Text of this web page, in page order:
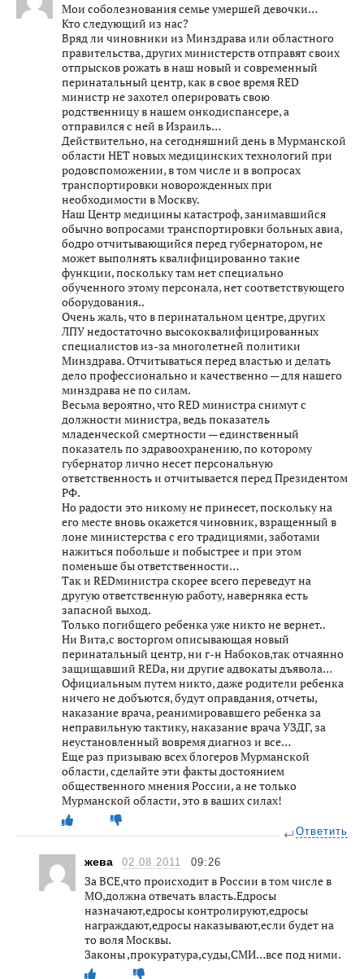
Мои соболезнования семье умершей девочки…
Кто следующий из нас?
Вряд ли чиновники из Минздрава или областного
правительства, других министерств отправят своих
отпрысков рожать в наш новый и современный
перинатальный центр, как в свое время RED
министр не захотел оперировать свою
родственницу в нашем онкодиспансере, а
отправился с ней в Израиль…
Действительно, на сегодняшний день в Мурманской
области НЕТ новых медицинских технологий при
родовспоможении, в том числе и в вопросах
транспортировки новорожденных при
необходимости в Москву.
Наш Центр медицины катастроф, занимавшийся
обычно вопросами транспортировки больных авиа,
бодро отчитывающийся перед губернатором, не
может выполнять квалифицированно такие
функции, поскольку там нет специально
обученного этому персонала, нет соответствующего
оборудования..
Очень жаль, что в перинатальном центре, других
ЛПУ недостаточно высококвалифицированных
специалистов из-за многолетней политики
Минздрава. Отчитываться перед властью и делать
дело профессионально и качественно — для нашего
минздрава не по силам.
Весьма вероятно, что RED министра снимут с
должности министра, ведь показатель
младенческой смертности — единственный
показатель по здравоохранению, по которому
губернатор лично несет персональную
ответственность и отчитывается перед Президентом
РФ.
Но радости это никому не принесет, поскольку на
его месте вновь окажется чиновник, взращенный в
лоне министерства с его традициями, заботами
нажиться побольше и побыстрее и при этом
поменьше бы ответственности…
Так и REDминистра скорее всего переведут на
другую ответственную работу, наверняка есть
запасной выход.
Только погибщего ребенка уже никто не вернет..
Ни Вита,с восторгом описывающая новый
перинатальный центр, ни г-н Набоков,так отчаянно
защищавший REDа, ни другие адвокаты дъявола…
Официальным путем никто, даже родители ребенка
ничего не добъются, будут оправдания, отчеты,
наказание врача, реанимировавшего ребенка за
неправильную тактику, наказание врача УЗДГ, за
неустановленный вовремя диагноз и все…
Еще раз призываю всех блогеров Мурманской
области, сделайте эти факты достоянием
общественного мнения России, а не только
Мурманской области, это в ваших силах!
Ответить
жева 02.08.2011 09:26
За ВСЕ,что происходит в России в том числе в
МО,должна отвечать власть.Едросы
назначают,едросы контролируют,едросы
награждают,едросы наказывают,если будет на
то воля Москвы.
Законы ,прокуратура,суды,СМИ…все под ними.